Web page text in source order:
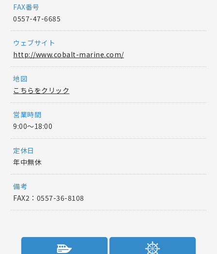
FAX番号
0557-47-6685
ウェブサイト
http://www.cobalt-marine.com/
地図
こちらをクリック
営業時間
9:00〜18:00
定休日
年中無休
備考
FAX2：0557-36-8108